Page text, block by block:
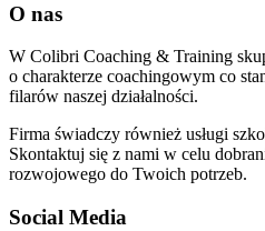
O nas
W Colibri Coaching & Training
o charakterze coachingowym co
filarów naszej działalności.
Firma świadczy również usługi
Skontaktuj się z nami w celu
rozwojowego do Twoich potrzeb.
Social Media